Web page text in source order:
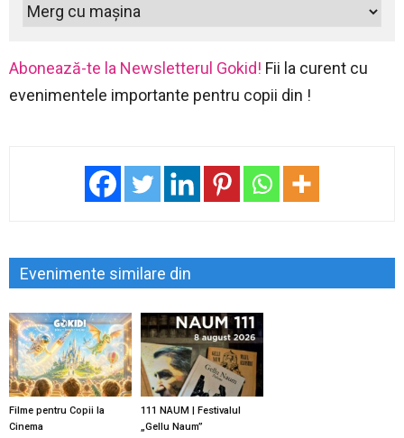
Abonează-te la Newsletterul Gokid! Fii la curent cu
evenimentele importante pentru copii din !
Evenimente similare din
Filme pentru Copii la
Cinema
111 NAUM | Festivalul
„Gellu Naum”